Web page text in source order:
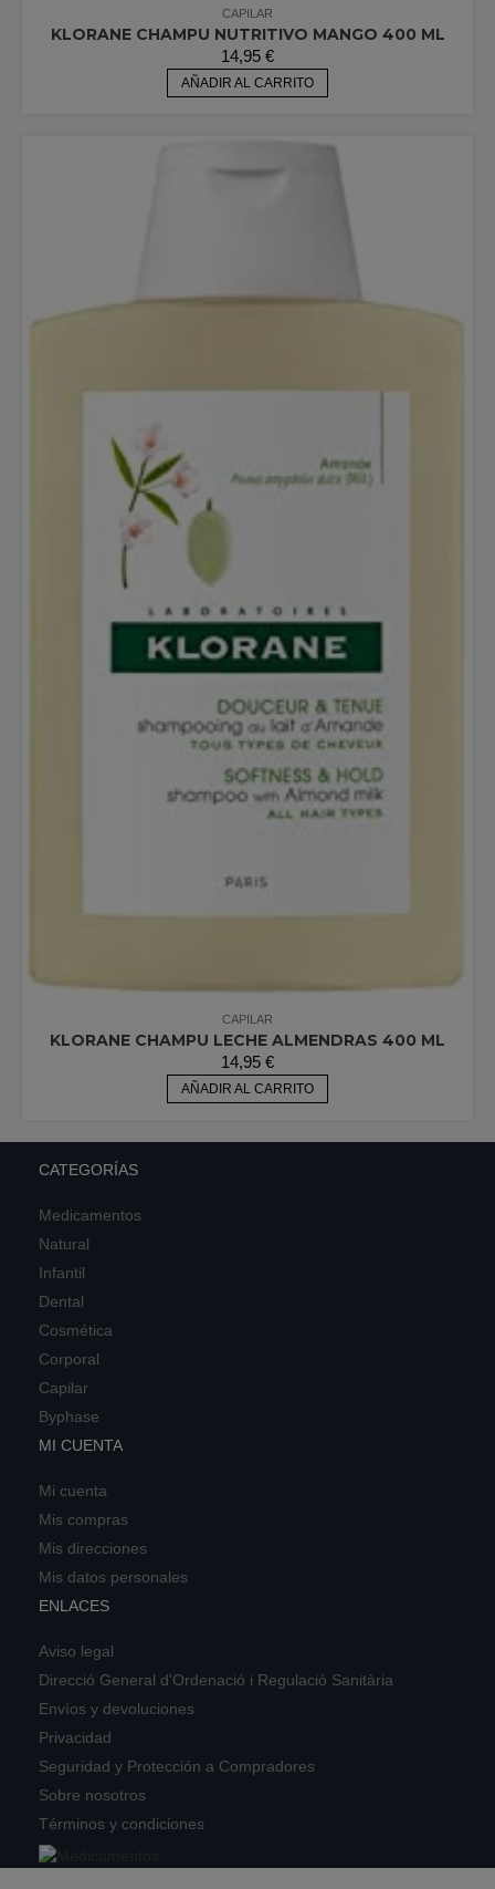
CAPILAR
KLORANE CHAMPU NUTRITIVO MANGO 400 ML
14,95 €
AÑADIR AL CARRITO
CAPILAR
KLORANE CHAMPU LECHE ALMENDRAS 400 ML
14,95 €
AÑADIR AL CARRITO
CATEGORÍAS
Medicamentos
Natural
Infantil
Dental
Cosmética
Corporal
Capilar
Byphase
MI CUENTA
Mi cuenta
Mis compras
Mis direcciones
Mis datos personales
ENLACES
Aviso legal
Direcció General d'Ordenació i Regulació Sanitària
Envíos y devoluciones
Privacidad
Seguridad y Protección a Compradores
Sobre nosotros
Términos y condiciones